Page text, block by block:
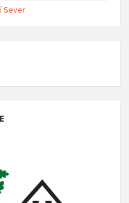
Sever